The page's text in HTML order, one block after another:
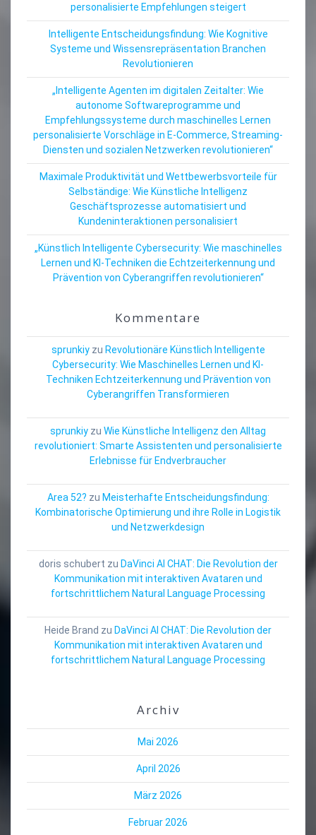
personalisierte Empfehlungen steigert
Intelligente Entscheidungsfindung: Wie Kognitive
Systeme und Wissensrepräsentation Branchen
Revolutionieren
„Intelligente Agenten im digitalen Zeitalter: Wie
autonome Softwareprogramme und
Empfehlungssysteme durch maschinelles Lernen
personalisierte Vorschläge in E-Commerce, Streaming-
Diensten und sozialen Netzwerken revolutionieren“
Maximale Produktivität und Wettbewerbsvorteile für
Selbständige: Wie Künstliche Intelligenz
Geschäftsprozesse automatisiert und
Kundeninteraktionen personalisiert
„Künstlich Intelligente Cybersecurity: Wie maschinelles
Lernen und KI-Techniken die Echtzeiterkennung und
Prävention von Cyberangriffen revolutionieren“
Kommentare
sprunkiyzu Revolutionäre Künstlich Intelligente
Cybersecurity: Wie Maschinelles Lernen und KI-
Techniken Echtzeiterkennung und Prävention von
Cyberangriffen Transformieren
sprunkiy zu Wie Künstliche Intelligenz den Alltag
revolutioniert: Smarte Assistenten und personalisierte
Erlebnisse für Endverbraucher
Area 52? zu Meisterhafte Entscheidungsfindung:
Kombinatorische Optimierung und ihre Rolle in Logistik
und Netzwerkdesign
doris schubert zu DaVinci AI CHAT: Die Revolution der
Kommunikation mit interaktiven Avataren und
fortschrittlichem Natural Language Processing
Heide Brand zu DaVinci AI CHAT: Die Revolution der
Kommunikation mit interaktiven Avataren und
fortschrittlichem Natural Language Processing
Archiv
Mai 2026
April 2026
März 2026
Februar 2026